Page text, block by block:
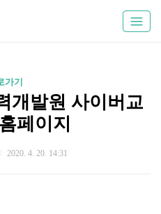
가기
개발원 사이버교
페이지
2020. 4. 20. 14:31